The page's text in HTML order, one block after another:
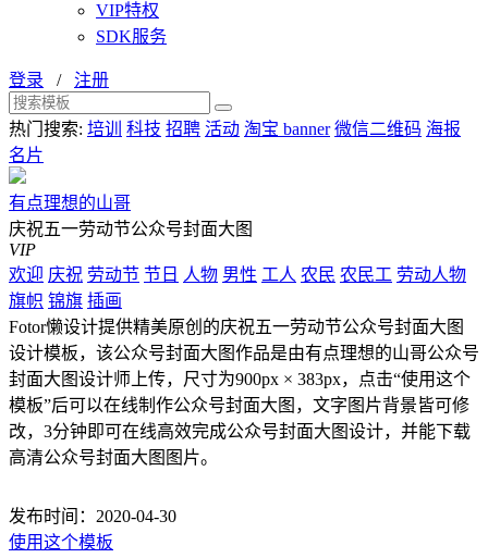
VIP特权
SDK服务
登录 / 注册
热门搜索: 培训 科技 招聘 活动 淘宝 banner 微信二维码 海报
名片
有点理想的山哥
庆祝五一劳动节公众号封面大图
VIP
欢迎 庆祝 劳动节 节日 人物 男性 工人 农民 农民工 劳动人物
旗帜 锦旗 插画
Fotor懒设计提供精美原创的庆祝五一劳动节公众号封面大图
设计模板，该公众号封面大图作品是由有点理想的山哥公众号
封面大图设计师上传，尺寸为900px × 383px，点击“使用这个
模板”后可以在线制作公众号封面大图，文字图片背景皆可修
改，3分钟即可在线高效完成公众号封面大图设计，并能下载
高清公众号封面大图图片。
发布时间：2020-04-30
使用这个模板